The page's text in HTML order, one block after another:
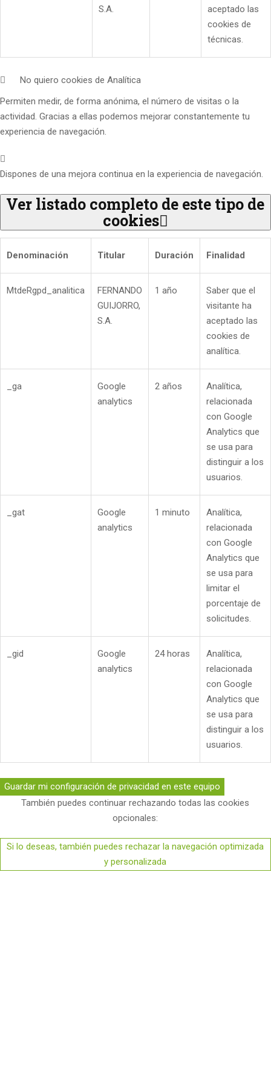
S.A.
aceptado las
cookies de
técnicas.
No quiero cookies de Analítica
Permiten medir, de forma anónima, el número de visitas o la
actividad. Gracias a ellas podemos mejorar constantemente tu
experiencia de navegación.
Dispones de una mejora continua en la experiencia de navegación.
Ver listado completo de este tipo de
cookies
Denominación Titular Duración Finalidad
MtdeRgpd_analitica
FERNANDO
GUIJORRO,
S.A.
1 año
Saber que el
visitante ha
aceptado las
cookies de
analítica.
_ga
Google
analytics
2 años
Analítica,
relacionada
con Google
Analytics que
se usa para
distinguir a los
usuarios.
_gat
Google
analytics
1 minuto
Analítica,
relacionada
con Google
Analytics que
se usa para
limitar el
porcentaje de
solicitudes.
_gid
Google
analytics
24 horas
Analítica,
relacionada
con Google
Analytics que
se usa para
distinguir a los
usuarios.
Guardar mi configuración de privacidad en este equipo
También puedes continuar rechazando todas las cookies
opcionales:
Si lo deseas, también puedes rechazar la navegación optimizada
y personalizada